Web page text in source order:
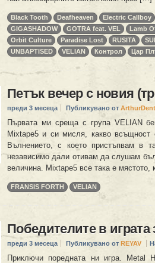
Black Tooth Deafheaven Electric Callboy
GIGASHADOW
GOTRA feat. VEL Lamb
Orbit Culture
Paradise Lost RUSITA
UNBAPTISED
VELIAN Контрол Цар
Петък вечер с новия
преди 3 месеца Публикувано от ArthurDent
Първата ми среща с група VELIAN
Mixtape5 и си мисля, какво всъщност
Вълнението, с което пристъпвам в
независимо дали отивам да слушам
величина. Mixtape5 все така е
FRANSIS FORTH VELIAN
Победителите в играта
преди 3 месеца Публикувано от REYAV
Приключи поредната ни игра.